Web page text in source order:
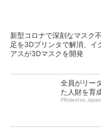
新型コロナで深刻なマスク不
足を3Dプリンタで解消、イ
アスが3Dマスクを開発
全員がリー
た人財を育
PR(dentsu